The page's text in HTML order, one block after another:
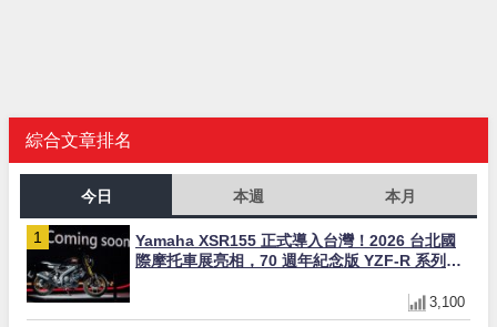
綜合文章排名
今日 本週 本月
Yamaha XSR155 正式導入台灣！2026 台北國
際摩托車展亮相，70 週年紀念版 YZF-R 系列限
3,100